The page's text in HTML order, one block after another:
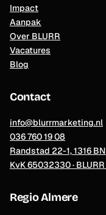
Impact
Aanpak
Over BLURR
Vacatures
Blog
Contact
info@blurrmarketing.nl
036 760 19 08
Randstad 22-1, 1316
KvK 65032330 ·
Regio Almere